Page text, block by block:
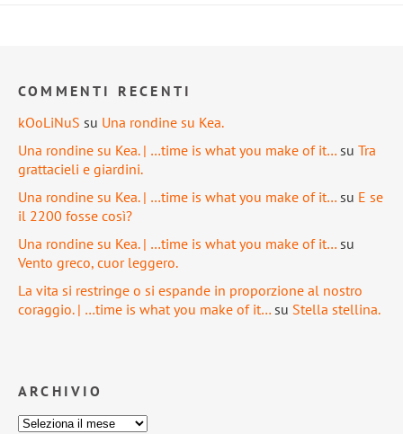
COMMENTI RECENTI
kOoLiNuS su Una rondine su Kea.
Una rondine su Kea. | …time is what you make of it… su Tra
grattacieli e giardini.
Una rondine su Kea. | …time is what you make of it… su E se
il 2200 fosse così?
Una rondine su Kea. | …time is what you make of it… su
Vento greco, cuor leggero.
La vita si restringe o si espande in proporzione al nostro
coraggio. | …time is what you make of it… su Stella stellina.
ARCHIVIO